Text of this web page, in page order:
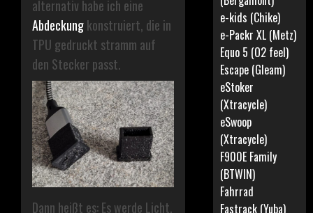
alternativ habe ich eine
Abdeckungkonstruiert, die in
TPU gedruckt stramm auf
den Stecker passt.
Dann heißt es: Es werde Licht.
e-kids (Chike)
e-Packr XL (Metz)
Equo 5 (O2 feel)
Escape (Gleam)
eStoker
(Xtracycle)
eSwoop
(Xtracycle)
F900E Family
(BTWIN)
Fahrrad
Fastrack (Yuba)